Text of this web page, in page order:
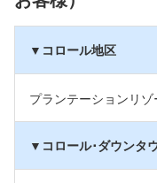
▼コロール地区
プランテーションリゾ
▼コロール･ダウンタ